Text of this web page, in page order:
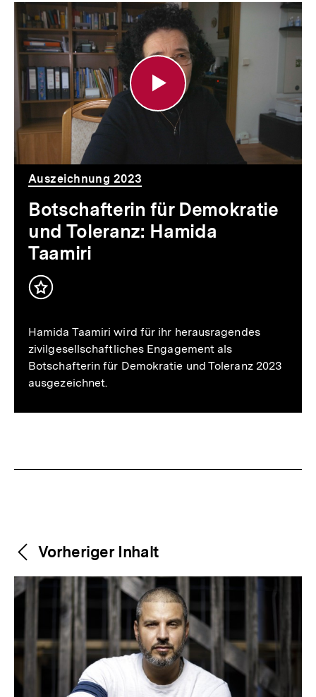
Botschafterin
für
Demokratie
und
Toleranz:
Hamida
Taamiri
Auszeichnung 2023
Botschafterin für Demokratie
und Toleranz: Hamida
Taamiri
Inhalt
Hamida Taamiri wird für ihr herausragendes
zivilgesellschaftliches Engagement als
Botschafterin für Demokratie und Toleranz 2023
ausgezeichnet.
Weitere
Inhalte
Content-
Navigation
Vorheriger Inhalt